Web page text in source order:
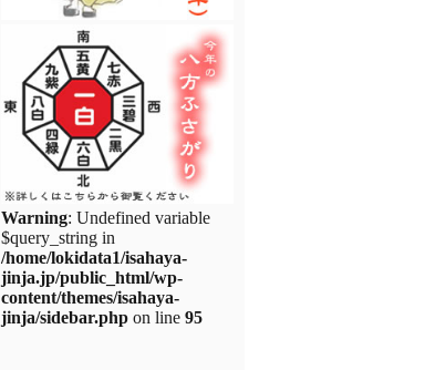
Warning: Undefined variable
$query_string in
/home/lokidata1/isahaya-
jinja.jp/public_html/wp-
content/themes/isahaya-
jinja/sidebar.php on line 95